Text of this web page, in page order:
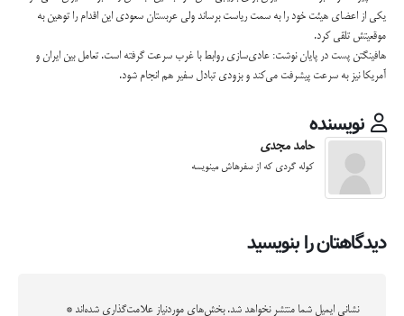
یکی از اعضای هیئت خود را به سمت ریاست برساند ولی عربستان سعودی این اقدام را توهین به
موقعیتش تلقی کرد.
هافینگتن پست در پایان نوشت: عادی‌سازی روابط با غرب سرعت گرفته است. تعامل بین ایران و
آمریکا نیز به سرعت پیشرفت می‌کند و بزودی تبادل سفیر هم انجام شود.
نویسنده
حامد مجدی
کوله گردی که از سفرهاش مینویسه
دیدگاهتان را بنویسید
نشانی ایمیل شما منتشر نخواهد شد. بخش‌های موردنیاز علامت‌گذاری شده‌اند *